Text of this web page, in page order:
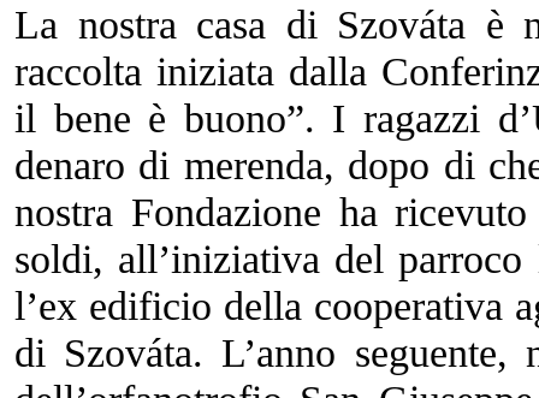
La nostra casa di Szováta è
raccolta iniziata dalla
il bene è buono”. I ragazzi
denaro di merenda, dopo di
nostra Fondazione ha
soldi, all’iniziativa del
l’ex edificio della cooperativa
di Szováta. L’anno